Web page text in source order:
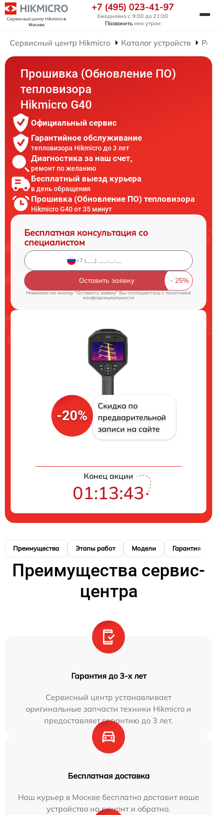
Сервисный центр Hikmicroв
Москве
+7 (495) 023-41-97
Ежедневно с 9:00 до 21:00
Позвонить мне утром
Сервисный центр Hikmicro Каталог устройств
Прошивка (Обновление ПО)
тепловизора
Hikmicro G40
Официальный сервис
Гарантийное обслуживание
тепловизора Hikmicro до 3 лет
Диагностика за наш счет,
ремонт по желанию
Бесплатный выезд курьера
в день обращения
Прошивка (Обновление ПО) тепловизора
Hikmicro G40 от 35 минут
Бесплатная консультация со
специалистом
Оставить заявку
Нажимая на кнопку "Оставить заявку" Вы соглашаетесь cполитикой
конфиденциальности
-20%
Скидка по
предварительной
записи на сайте
Конец акции
01:13:42
Преимущества Этапы работ Модели Гарантия
Преимущества сервис-
центра
Гарантия до 3-х лет
Сервисный центр устанавливает
оригинальные запчасти техники Hikmicro и
предоставляет гарантию до 3 лет.
Бесплатная доставка
Наш курьер в Москве бесплатно доставит ваше
устройство на ремонт и обратно.